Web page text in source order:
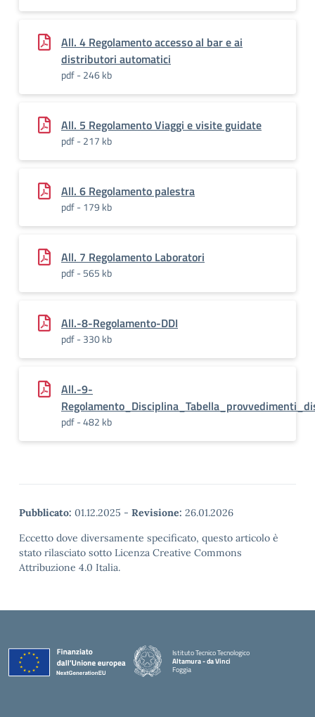
All. 4 Regolamento accesso al bar e ai
distributori automatici
pdf - 246 kb
All. 5 Regolamento Viaggi e visite guidate
pdf - 217 kb
All. 6 Regolamento palestra
pdf - 179 kb
All. 7 Regolamento Laboratori
pdf - 565 kb
All.-8-Regolamento-DDI
pdf - 330 kb
All.-9-
pdf - 482 kb
Pubblicato: 01.12.2025 - Revisione: 26.01.2026
Eccetto dove diversamente specificato, questo articolo è
stato rilasciato sotto Licenza Creative Commons
Attribuzione 4.0 Italia.
Istituto Tecnico Tecnologico
Altamura - da Vinci
Foggia
— Visita la pagina iniziale della scuola